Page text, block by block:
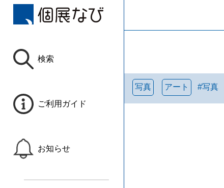
検索
ご利用ガイド
お知らせ
写真 アート #写真